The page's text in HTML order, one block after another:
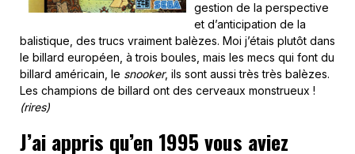
gestion de la perspective
et d’anticipation de la
balistique, des trucs vraiment balèzes. Moi j’étais plutôt dans
le billard européen, à trois boules, mais les mecs qui font du
billard américain, le snooker, ils sont aussi très très balèzes.
Les champions de billard ont des cerveaux monstrueux !
(rires)
J’ai appris qu’en 1995 vous aviez